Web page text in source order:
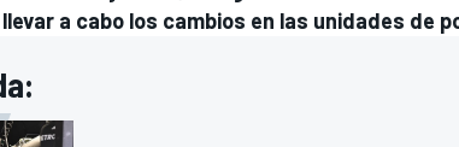
a cabo los cambios en las unidades de